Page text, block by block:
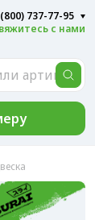
737-77-95
с нами